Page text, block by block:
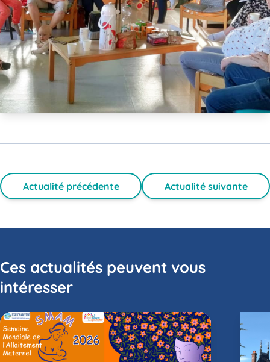
Actualité précédente Actualité suivante
Ces actualités peuvent vous
intéresser